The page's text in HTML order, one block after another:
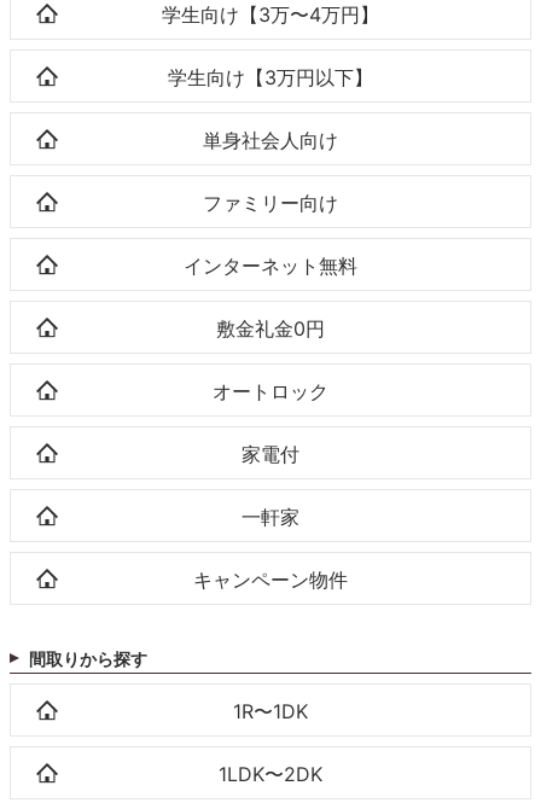
学生向け【3万〜4万円】
学生向け【3万円以下】
単身社会人向け
ファミリー向け
インターネット無料
敷金礼金0円
オートロック
家電付
一軒家
キャンペーン物件
間取りから探す
1R〜1DK
1LDK〜2DK